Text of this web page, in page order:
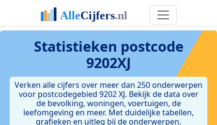
Statistieken postcode
9202XJ
Verken alle cijfers over meer dan 250 onderwerpen
voor postcodegebied 9202 XJ. Bekijk de data over
de bevolking, woningen, voertuigen, de
leefomgeving en meer. Met duidelijke tabellen,
grafieken en uitleg bij de onderwerpen.